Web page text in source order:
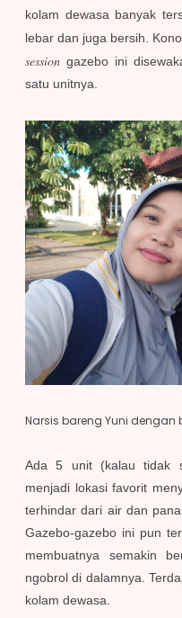
kolam dewasa banyak
lebar dan juga bersih.
session gazebo ini
satu unitnya.
Narsis bareng Yuni dengan
Ada 5 unit (kalau tidak
menjadi lokasi favorit
terhindar dari air dan
Gazebo-gazebo ini pun
membuatnya semakin
ngobrol di dalamnya.
kolam dewasa.